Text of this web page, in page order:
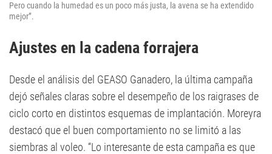
Pero cuando la humedad es un poco más justa, la avena se ha extendido
mejor”.
Ajustes en la cadena forrajera
Desde el análisis del GEASO Ganadero, la última campaña
dejó señales claras sobre el desempeño de los raigrases de
ciclo corto en distintos esquemas de implantación. Moreyra
destacó que el buen comportamiento no se limitó a las
siembras al voleo. “Lo interesante de esta campaña es que